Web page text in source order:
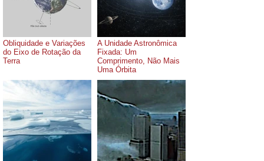
Obliquidade e Variações
do Eixo de Rotação da
Terra
A Unidade Astronômica
Fixada: Um
Comprimento, Não Mais
Uma Órbita